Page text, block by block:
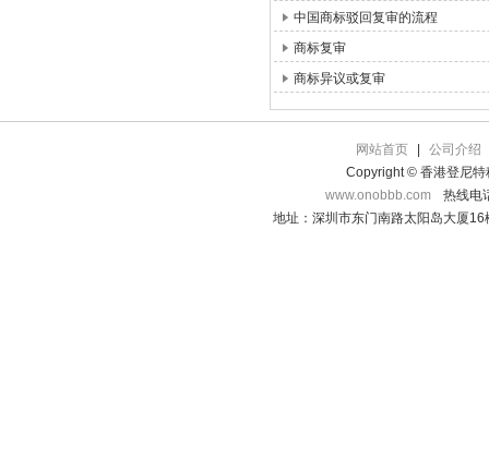
中国商标驳回复审的流程
商标复审
商标异议或复审
网站首页
公司介绍
Copyright © 香港登尼特
www.onobbb.com
热线电
地址：深圳市东门南路太阳岛大厦